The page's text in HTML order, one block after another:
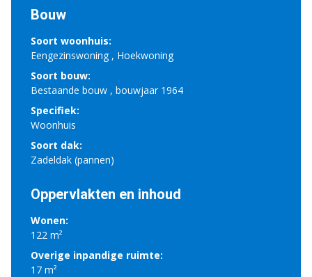
Bouw
Soort woonhuis:
Eengezinswoning , Hoekwoning
Soort bouw:
Bestaande bouw , bouwjaar 1964
Specifiek:
Woonhuis
Soort dak:
Zadeldak (pannen)
Oppervlakten en inhoud
Wonen:
122 m²
Overige inpandige ruimte:
17 m²